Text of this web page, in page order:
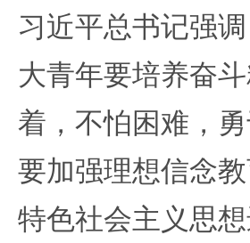
习近平总书记强
大青年要培养奋
着，不怕困难，
要加强理想信念
特色社会主义思